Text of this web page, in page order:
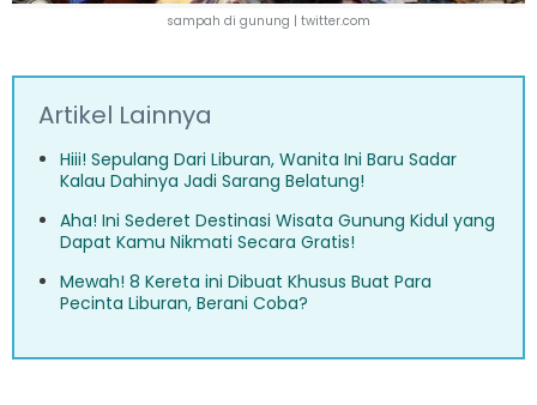
sampah di gunung | twitter.com
Artikel Lainnya
Hiii! Sepulang Dari Liburan, Wanita Ini Baru Sadar
Kalau Dahinya Jadi Sarang Belatung!
Aha! Ini Sederet Destinasi Wisata Gunung Kidul yang
Dapat Kamu Nikmati Secara Gratis!
Mewah! 8 Kereta ini Dibuat Khusus Buat Para
Pecinta Liburan, Berani Coba?